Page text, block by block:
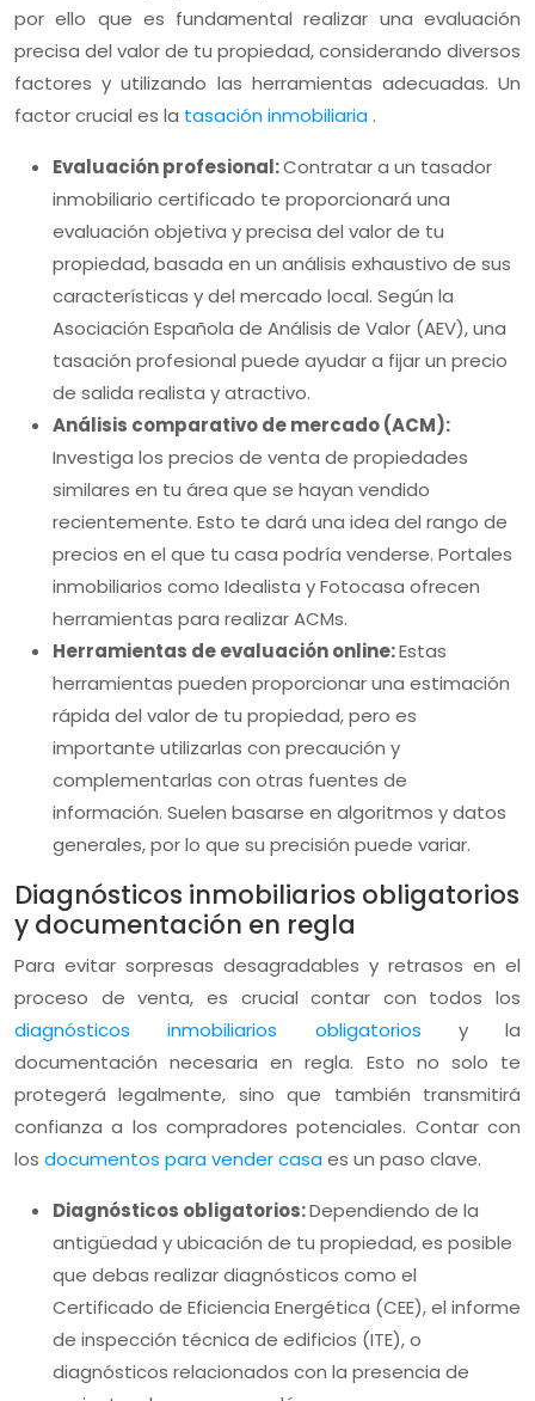
por ello que es fundamental realizar una evaluación
precisa del valor de tu propiedad, considerando diversos
factores y utilizando las herramientas adecuadas. Un
factor crucial es la tasación inmobiliaria .
Evaluación profesional:Contratar a un tasador
inmobiliario certificado te proporcionará una
evaluación objetiva y precisa del valor de tu
propiedad, basada en un análisis exhaustivo de sus
características y del mercado local. Según la
Asociación Española de Análisis de Valor (AEV), una
tasación profesional puede ayudar a fijar un precio
de salida realista y atractivo.
Análisis comparativo de mercado (ACM):
Investiga los precios de venta de propiedades
similares en tu área que se hayan vendido
recientemente. Esto te dará una idea del rango de
precios en el que tu casa podría venderse. Portales
inmobiliarios como Idealista y Fotocasa ofrecen
herramientas para realizar ACMs.
Herramientas de evaluación online:Estas
herramientas pueden proporcionar una estimación
rápida del valor de tu propiedad, pero es
importante utilizarlas con precaución y
complementarlas con otras fuentes de
información. Suelen basarse en algoritmos y datos
generales, por lo que su precisión puede variar.
Diagnósticos inmobiliarios obligatorios
y documentación en regla
Para evitar sorpresas desagradables y retrasos en el
proceso de venta, es crucial contar con todos los
diagnósticos inmobiliarios obligatorios y la
documentación necesaria en regla. Esto no solo te
protegerá legalmente, sino que también transmitirá
confianza a los compradores potenciales. Contar con
los documentos para vender casaes un paso clave.
Diagnósticos obligatorios:Dependiendo de la
antigüedad y ubicación de tu propiedad, es posible
que debas realizar diagnósticos como el
Certificado de Eficiencia Energética (CEE), el informe
de inspección técnica de edificios (ITE), o
diagnósticos relacionados con la presencia de